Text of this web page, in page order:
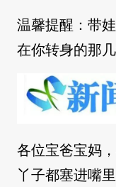
温馨提醒：带
在你转身的那几
各位宝爸宝妈
丫子都塞进嘴